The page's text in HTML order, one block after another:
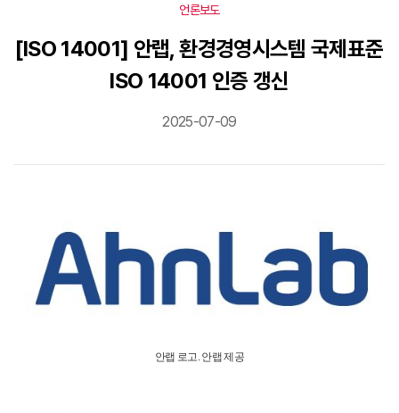
언론보도
[ISO 14001] 안랩, 환경경영시스템 국제표준
ISO 14001 인증 갱신
2025-07-09
안랩 로고. 안랩 제공